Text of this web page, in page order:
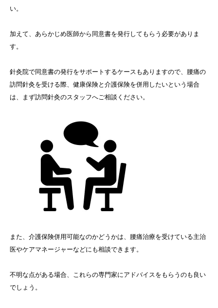
い。
加えて、あらかじめ医師から同意書を発行してもらう必要がありま
す。
針灸院で同意書の発行をサポートするケースもありますので、腰痛の
訪問針灸を受ける際、健康保険と介護保険を併用したいという場合
は、まず訪問針灸のスタッフへご相談ください。
また、介護保険併用可能なのかどうかは、腰痛治療を受けている主治
医やケアマネージャーなどにも相談できます。
不明な点がある場合、これらの専門家にアドバイスをもらうのも良い
でしょう。